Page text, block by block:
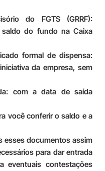
do FGTS (GRRF):
do fundo na Caixa
formal de dispensa:
da empresa, sem
com a data de saída
você conferir o saldo e a
esses documentos assim
para dar entrada
eventuais contestações